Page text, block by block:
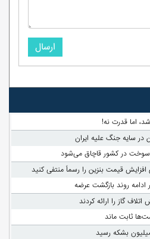
ارسال
اما قدرت نه!
سایه جنگ علیه ایران
قیمت بنزین را رسماً منتفی کنید
روند بازگشت عرضه
گاز را ارائه کردند
ثابت ماند